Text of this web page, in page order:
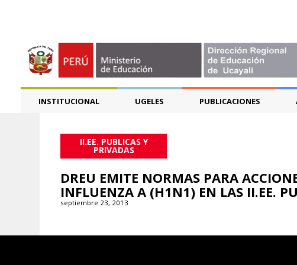
INSTITUCIONAL UGELES PUBLICACIONES
II.EE. PUBLICAS Y
PRIVADAS
DREU EMITE NORMAS PARA
INFLUENZA A (H1N1) EN LAS II.EE.
septiembre 23, 2013